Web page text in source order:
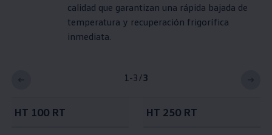
calidad que garantizan una rápida bajada de
temperatura y recuperación frigorífica
inmediata.
1-3/3
HT 100 RT HT 250 RT